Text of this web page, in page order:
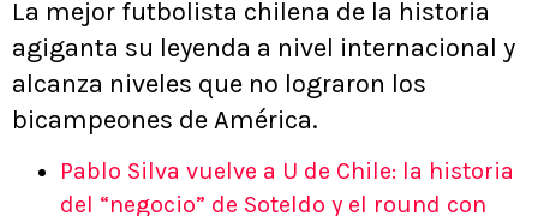
La mejor futbolista chilena de la historia
agiganta su leyenda a nivel internacional y
alcanza niveles que no lograron los
bicampeones de América.
Pablo Silva vuelve a U de Chile: la historia
del “negocio” de Soteldo y el round con